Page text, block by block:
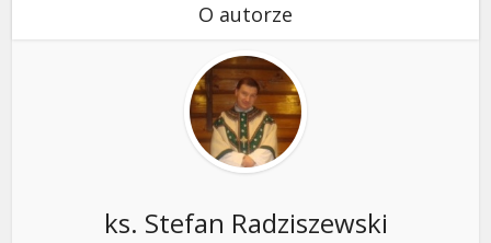
O autorze
ks. Stefan Radziszewski